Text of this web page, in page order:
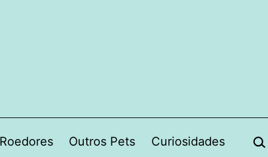
Roedores Outros Pets Curiosidades